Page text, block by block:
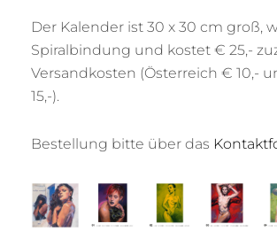
Der Kalender ist 30 x 30 cm groß,
Spiralbindung und kostet € 25,-
Versandkosten (Österreich € 10,-
15,-).
Bestellung bitte über das